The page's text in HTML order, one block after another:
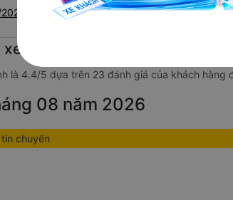
trợ đón tại
bạn cần
Việt Anh
là 4.4/5 dựa trên 23 đánh giá của khách hàng
08 năm 2026
chuyến